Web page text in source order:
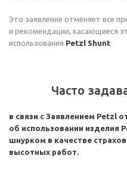
Это заявление отменяет все
и рекомендации, касающиеся
использования Petzl Shunt
Часто
в связи с Заявлением Petzl
об использовании изделия
шнурком в качестве
высотных работ.